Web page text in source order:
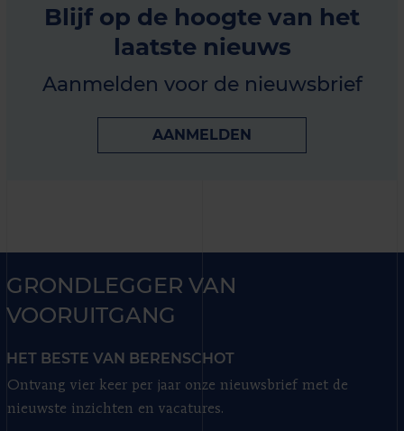
Blijf op de hoogte van het
laatste nieuws
Aanmelden voor de nieuwsbrief
AANMELDEN
GRONDLEGGER VAN
VOORUITGANG
HET BESTE VAN BERENSCHOT
Ontvang vier keer per jaar onze nieuwsbrief met de
nieuwste inzichten en vacatures.